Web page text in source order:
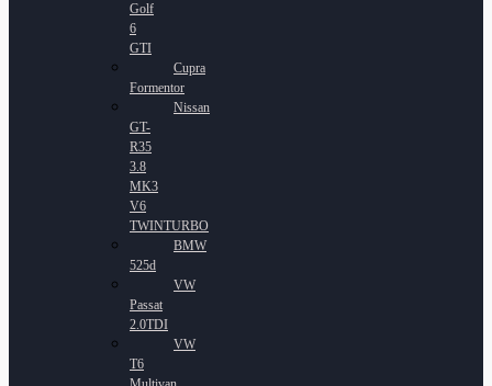
Golf
6
GTI
Cupra
Formentor
Nissan
GT-
R35
3.8
MK3
V6
TWINTURBO
BMW
525d
VW
Passat
2.0TDI
VW
T6